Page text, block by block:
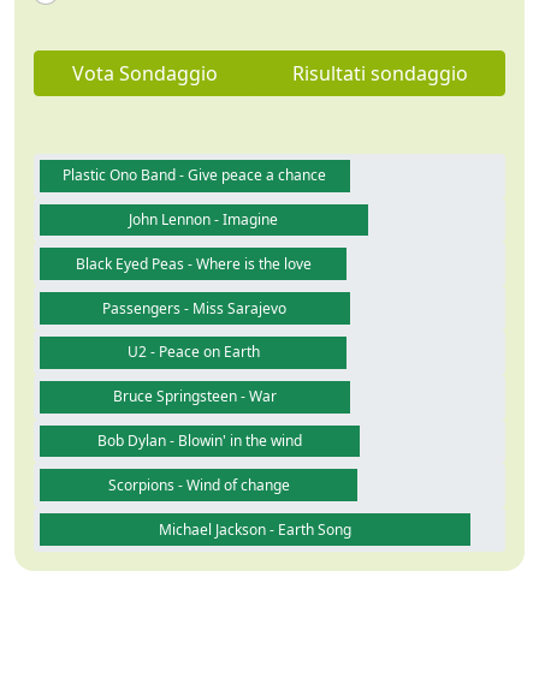
Vota Sondaggio Risultati sondaggio
Plastic Ono Band - Give peace a chance
John Lennon - Imagine
Black Eyed Peas - Where is the love
Passengers - Miss Sarajevo
U2 - Peace on Earth
Bruce Springsteen - War
Bob Dylan - Blowin' in the wind
Scorpions - Wind of change
Michael Jackson - Earth Song